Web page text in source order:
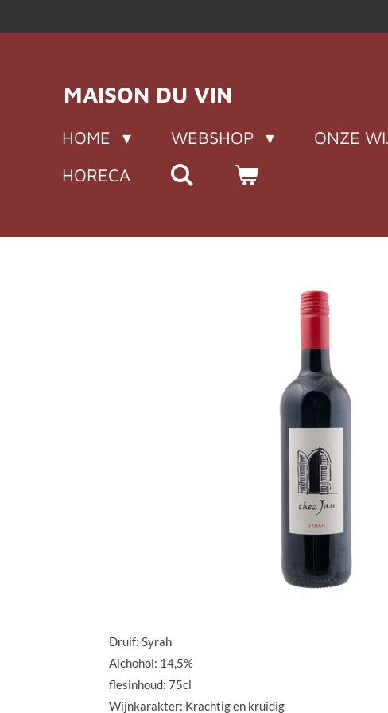
hoofdinhoudMAISON DU VIN
HOME WEBSHOP ONZE
HORECA
Druif: Syrah
Alchohol: 14,5%
flesinhoud: 75cl
Wijnkarakter: Krachtig en kruidig